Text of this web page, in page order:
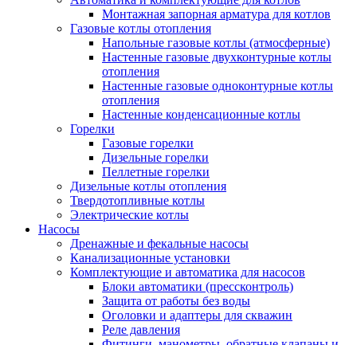
Монтажная запорная арматура для котлов
Газовые котлы отопления
Напольные газовые котлы (атмосферные)
Настенные газовые двухконтурные котлы
отопления
Настенные газовые одноконтурные котлы
отопления
Настенные конденсационные котлы
Горелки
Газовые горелки
Дизельные горелки
Пеллетные горелки
Дизельные котлы отопления
Твердотопливные котлы
Электрические котлы
Насосы
Дренажные и фекальные насосы
Канализационные установки
Комплектующие и автоматика для насосов
Блоки автоматики (прессконтроль)
Защита от работы без воды
Оголовки и адаптеры для скважин
Реле давления